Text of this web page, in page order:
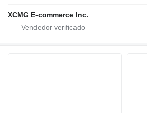
XCMG E-commerce Inc.